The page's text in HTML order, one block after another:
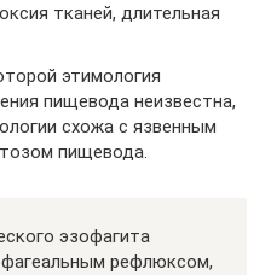
тканей, длительная
этимология
пищевода неизвестна,
схожа с язвенным
пищевода.
эзофагита
рефлюксом,